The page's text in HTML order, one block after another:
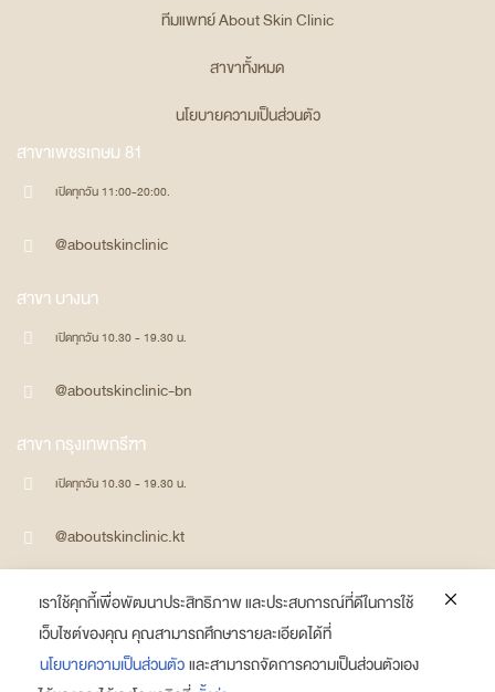
ทีมแพทย์ About Skin Clinic
สาขาทั้งหมด
นโยบายความเป็นส่วนตัว
สาขาเพชรเกษม 81
เปิดทุกวัน 11:00-20:00.
@aboutskinclinic
สาขา บางนา
เปิดทุกวัน 10.30 - 19.30 น.
@aboutskinclinic-bn
สาขา กรุงเทพกรีฑา
เปิดทุกวัน 10.30 - 19.30 น.
@aboutskinclinic.kt
COPYRIGHT © ABOUTSKINCLINIC 2023 ALL RIGHTS RESERVED
Facebook
Tik- Line Youtube
เราใช้คุกกี้เพื่อพัฒนาประสิทธิภาพ และประสบการณ์ที่ดีในการใช้
เว็บไซต์ของคุณ คุณสามารถศึกษารายละเอียดได้ที่
นโยบายความเป็นส่วนตัว และสามารถจัดการความเป็นส่วนตัวเอง